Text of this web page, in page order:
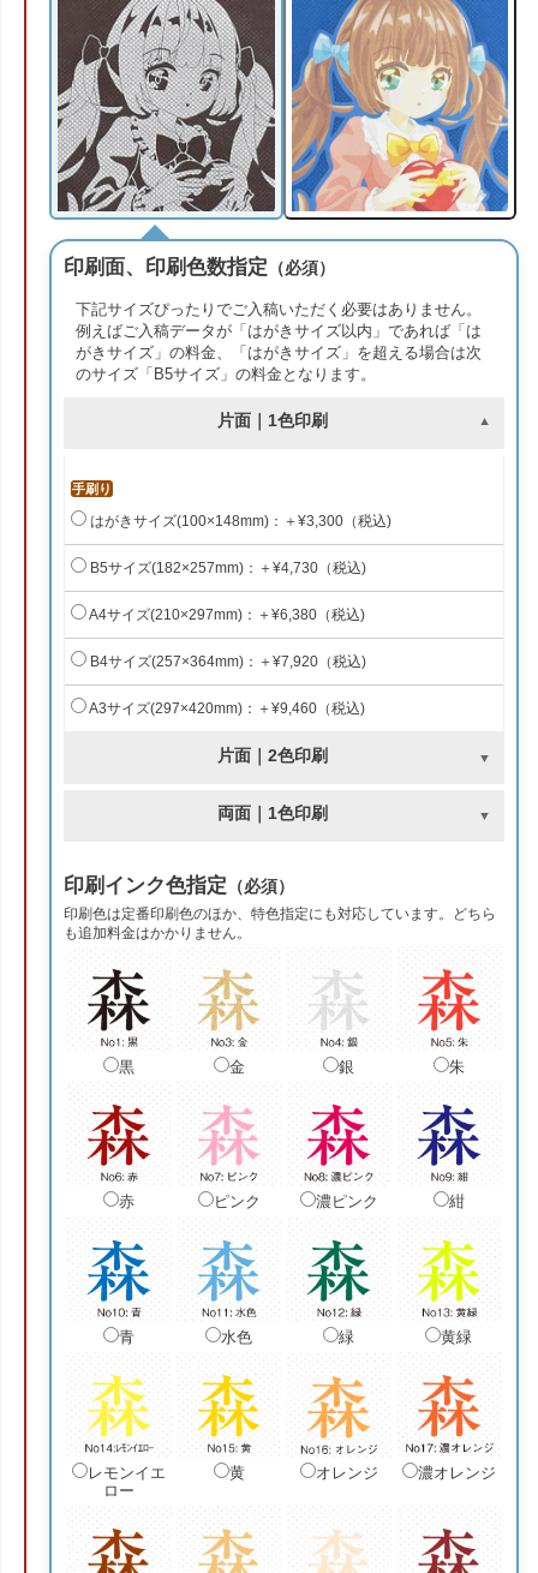
印刷面、印刷色数指定 （必須）
下記サイズぴったりでご入稿いただく必要はありません。
例えばご入稿データが「はがきサイズ以内」であれば「は
がきサイズ」の料金、「はがきサイズ」を超える場合は次
のサイズ「B5サイズ」の料金となります。
片面｜1色印刷
手刷り
はがきサイズ(100×148mm)：＋¥3,300（税込)
B5サイズ(182×257mm)：＋¥4,730（税込)
A4サイズ(210×297mm)：＋¥6,380（税込)
B4サイズ(257×364mm)：＋¥7,920（税込)
A3サイズ(297×420mm)：＋¥9,460（税込)
片面｜2色印刷
両面｜1色印刷
印刷インク色指定 （必須）
印刷色は定番印刷色のほか、特色指定にも対応しています。どちら
も追加料金はかかりません。
黒 金 銀 朱
赤 ピンク 濃ピンク 紺
青 水色 緑 黄緑
レモンイエ
ロー
黄 オレンジ 濃オレンジ